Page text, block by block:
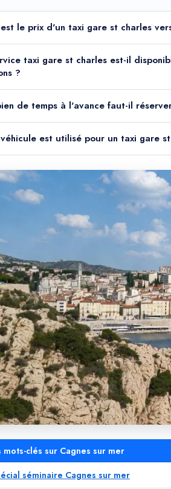
le prix d'un taxi gare st charles
taxi gare st charles est-il
?
de temps à l'avance faut-il
est utilisé pour un taxi gare
mots-clés sur Cagnes sur mer
séminaire Cagnes sur mer